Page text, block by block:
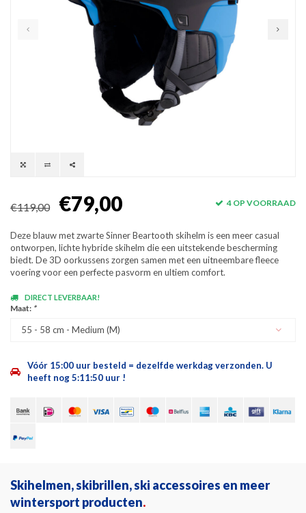
€119,00 €79,00 4 OP VOORRAAD
Deze blauw met zwarte Sinner Beartooth skihelm is een meer casual
ontworpen, lichte hybride skihelm die een uitstekende bescherming
biedt. De 3D oorkussens zorgen samen met een uitneembare fleece
voering voor een perfecte pasvorm en ultiem comfort.
DIRECT LEVERBAAR!
Maat: *
55 - 58 cm - Medium (M)
Vóór 15:00 uur besteld = dezelfde werkdag verzonden. U
heeft nog5:11:50 uur !
Skihelmen, skibrillen, ski accessoires en meer
wintersport producten.